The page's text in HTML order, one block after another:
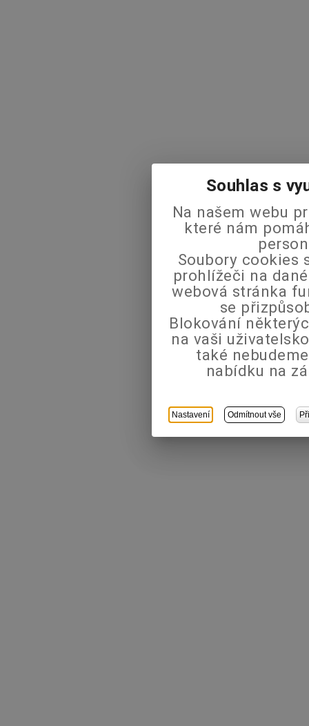
Souhlas s
Na našem webu
které nám
Soubory cookies
prohlížeči na
webová stránka
se
Blokování
na vaši
také
nabídku na
Nastavení Odmítnout vše